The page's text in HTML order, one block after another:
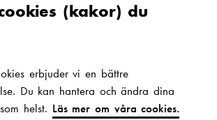
(kakor) du
erbjuder vi en bättre
Du kan hantera och ändra dina
helst. Läs mer om våra cookies.
Suomeksi